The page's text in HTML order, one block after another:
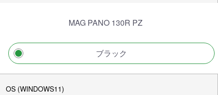
MAG PANO 130R PZ
ブラック
OS (WINDOWS11)